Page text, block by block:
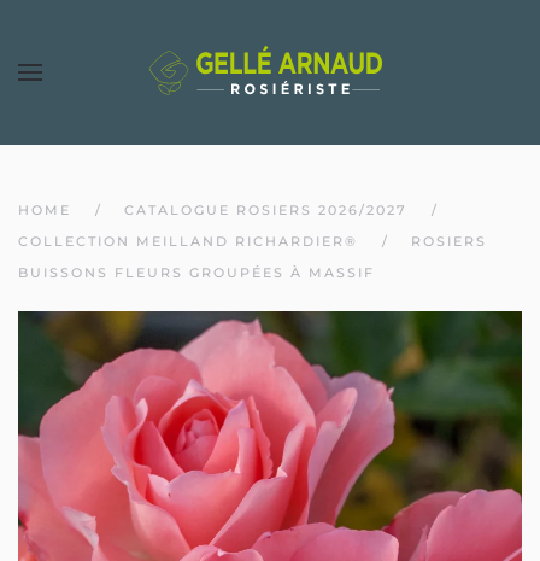
HOME
CATALOGUE ROSIERS 2026/2027
COLLECTION MEILLAND RICHARDIER®
ROSIERS
BUISSONS FLEURS GROUPÉES À MASSIF